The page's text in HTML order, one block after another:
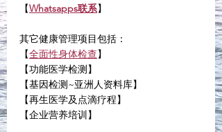
【Whatsapps联系】
其它健康管理项目包括：
【全面性身体检查】
【功能医学检测】
【基因检测~亚洲人资料库】
【再生医学及点滴疗程】
【企业营养培训】